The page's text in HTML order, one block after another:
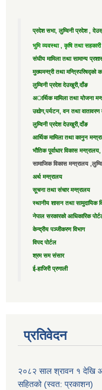
प्रदेश सभा, लुम्विनी प्रदेश ,
भुमि व्यवस्था , कृषि तथा
संघीय मामिला तथा सामान्य
मुख्यमन्त्री तथा मन्त्रिपरिषद्को
लुम्विनी प्रदेश देउखुरी,दाँङ
अार्थिक मामिला तथा योजना
उद्याेग,पर्यटन, वन तथा वातावरण
लुम्विनी प्रदेश देउखुरी,दाँङ
आर्थिक मामिला तथा कानुन
भौतिक पूर्वाधार विकास
सामाजिक विकास मन्त्रालय
अर्थ मन्त्रालय
सूचना तथा संचार मन्त्रालय
स्थानीय शासन तथा सामुदायिक
नेपाल सरकारको आधिकारिक
केन्द्रीय पञ्जीकरण विभाग
विपद पोर्टल
श्रम सम संसार
ई-हाजिरी प्रणाली
प्रतिवेदन
२०८२ साल श्रावन १ देखि
सहितको (स्वत: प्रकाशन)